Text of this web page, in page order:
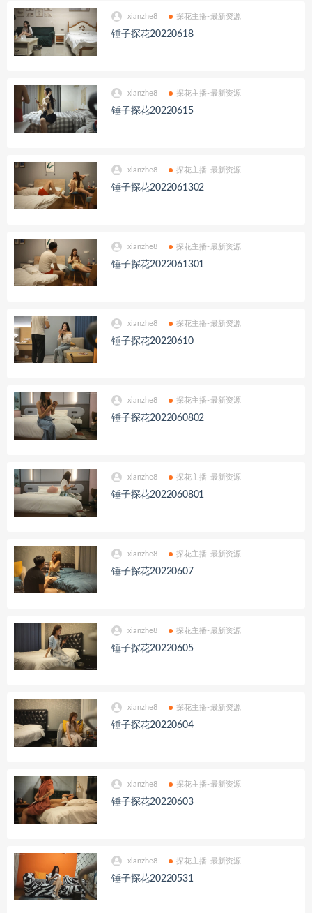
xianzhe8 探花主播-最新资源
锤子探花20220618
xianzhe8 探花主播-最新资源
锤子探花20220615
xianzhe8 探花主播-最新资源
锤子探花2022061302
xianzhe8 探花主播-最新资源
锤子探花2022061301
xianzhe8 探花主播-最新资源
锤子探花20220610
xianzhe8 探花主播-最新资源
锤子探花2022060802
xianzhe8 探花主播-最新资源
锤子探花2022060801
xianzhe8 探花主播-最新资源
锤子探花20220607
xianzhe8 探花主播-最新资源
锤子探花20220605
xianzhe8 探花主播-最新资源
锤子探花20220604
xianzhe8 探花主播-最新资源
锤子探花20220603
xianzhe8 探花主播-最新资源
锤子探花20220531